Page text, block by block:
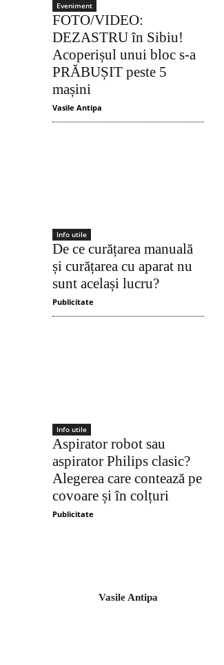
Eveniment
FOTO/VIDEO:
DEZASTRU în Sibiu!
Acoperișul unui bloc s-a
PRĂBUȘIT peste 5
mașini
Vasile Antipa
Info utile
De ce curățarea manuală
și curățarea cu aparat nu
sunt același lucru?
Publicitate
Info utile
Aspirator robot sau
aspirator Philips clasic?
Alegerea care contează pe
covoare și în colțuri
Publicitate
Vasile Antipa